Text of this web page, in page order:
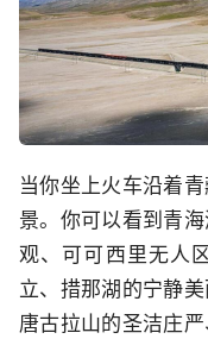
当你坐上火车沿着
景。你可以看到青
观、可可西里无人
立、措那湖的宁静
唐古拉山的圣洁庄